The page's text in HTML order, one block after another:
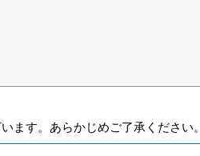
ます。あらかじめご了承ください。